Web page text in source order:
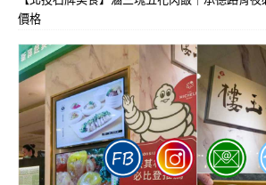
價格